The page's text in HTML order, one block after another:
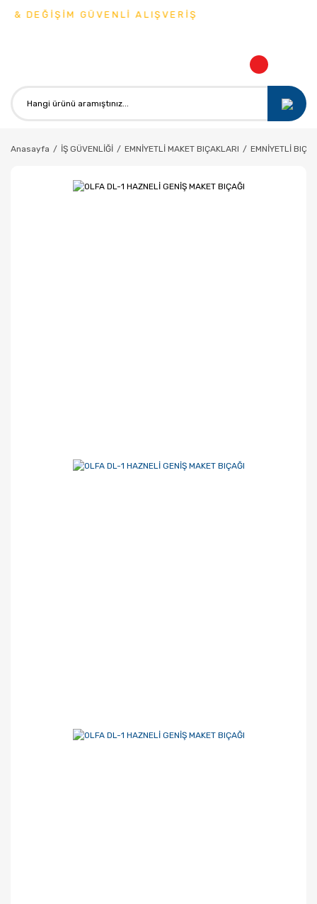
DEĞİŞİM GÜVENLİ ALIŞVERİŞ
Anasayfa İŞ GÜVENLİĞİ EMNİYETLİ MAKET BIÇAKLARI EMNİYETLİ